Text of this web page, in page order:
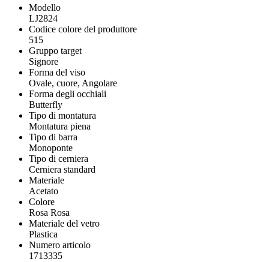
Modello
LJ2824
Codice colore del produttore
515
Gruppo target
Signore
Forma del viso
Ovale, cuore, Angolare
Forma degli occhiali
Butterfly
Tipo di montatura
Montatura piena
Tipo di barra
Monoponte
Tipo di cerniera
Cerniera standard
Materiale
Acetato
Colore
Rosa Rosa
Materiale del vetro
Plastica
Numero articolo
1713335